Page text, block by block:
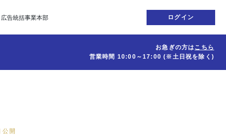
広告統括事業本部 ログイン
お急ぎの方はこちら
営業時間 10:00～17:00(※土日祝を除く)
開